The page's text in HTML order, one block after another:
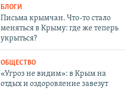
БЛОГИ
Письма крымчан. Что-то стало
меняться в Крыму: где же теперь
укрыться?
ОБЩЕСТВО
«Угроз не видим»: в Крым на
отдых и оздоровление завезут